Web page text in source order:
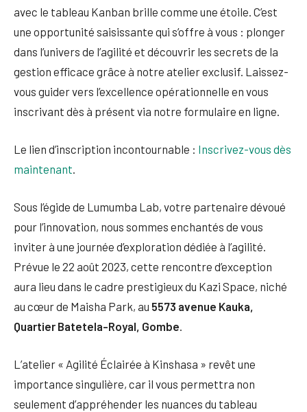
avec le tableau Kanban brille comme une étoile. C’est
une opportunité saisissante qui s’offre à vous : plonger
dans l’univers de l’agilité et découvrir les secrets de la
gestion efficace grâce à notre atelier exclusif. Laissez-
vous guider vers l’excellence opérationnelle en vous
inscrivant dès à présent via notre formulaire en ligne.
Le lien d’inscription incontournable : Inscrivez-vous dès
maintenant.
Sous l’égide de Lumumba Lab, votre partenaire dévoué
pour l’innovation, nous sommes enchantés de vous
inviter à une journée d’exploration dédiée à l’agilité.
Prévue le 22 août 2023, cette rencontre d’exception
aura lieu dans le cadre prestigieux du Kazi Space, niché
au cœur de Maisha Park, au 5573 avenue Kauka,
Quartier Batetela-Royal, Gombe.
L’atelier « Agilité Éclairée à Kinshasa » revêt une
importance singulière, car il vous permettra non
seulement d’appréhender les nuances du tableau